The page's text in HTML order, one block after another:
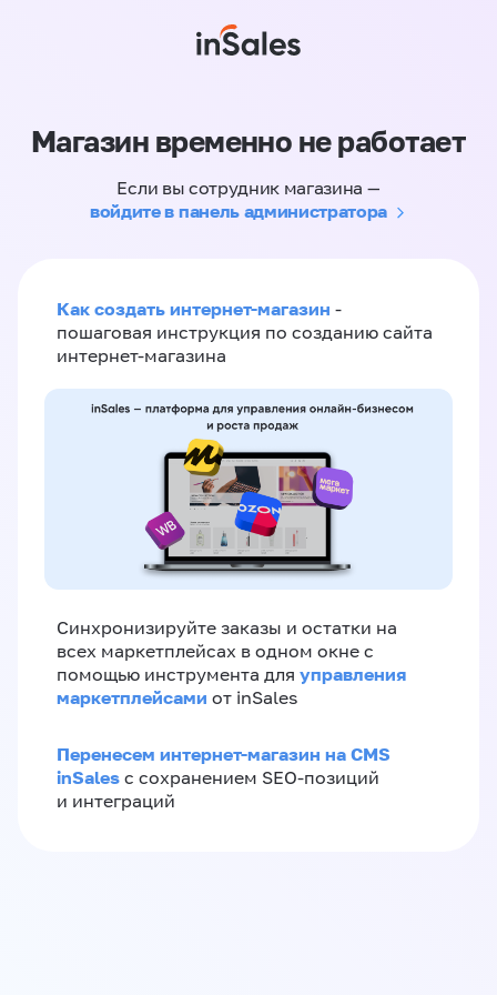
Магазин временно не работает
Если вы сотрудник магазина —
войдите в панель администратора
Как создать интернет-магазин -
пошаговая инструкция по созданию сайта
интернет-магазина
Синхронизируйте заказы и остатки на
всех маркетплейсах в одном окне с
помощью инструмента для управления
маркетплейсами от inSales
Перенесем интернет-магазин на CMS
inSales с сохранением SEO-позиций
и интеграций